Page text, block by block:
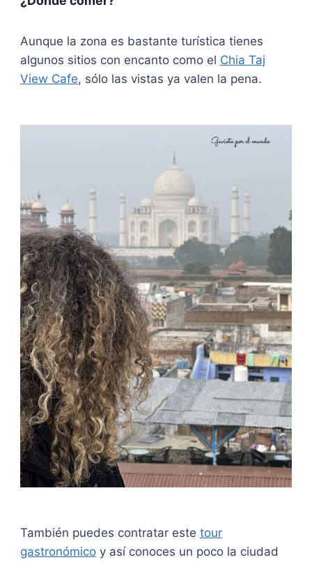
Aunque la zona es bastante turística tienes
algunos sitios con encanto como el Chia Taj
View Cafe, sólo las vistas ya valen la pena.
También puedes contratar este tour
gastronómicoy así conoces un poco la ciudad